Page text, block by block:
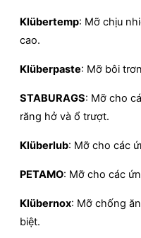
Klübertemp: Mỡ chịu
cao.
Klüberpaste: Mỡ bôi
STABURAGS: Mỡ cho
răng hở và ổ trượt.
Klüberlub: Mỡ cho các
PETAMO: Mỡ cho các
Klübernox: Mỡ chống
biệt.